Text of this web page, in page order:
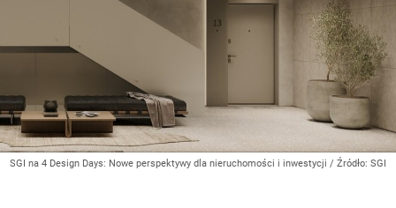
SGI na 4 Design Days: Nowe perspektywy dla nieruchomości i inwestycji / Źródło: SGI